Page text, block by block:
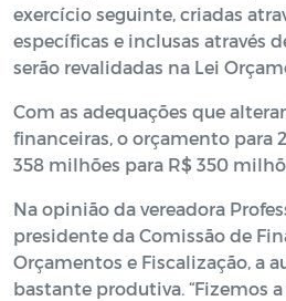
exercício seguinte, criadas
específicas e inclusas através
serão revalidadas na Lei
Com as adequações que
financeiras, o orçamento para
358 milhões para R$ 350
Na opinião da vereadora
presidente da Comissão de
Orçamentos e Fiscalização, a
bastante produtiva. “Fizemos a